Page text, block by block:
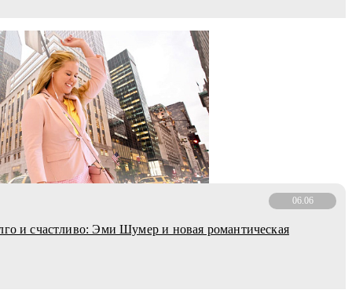
06.06
и счастливо: Эми Шумер и новая романтическая